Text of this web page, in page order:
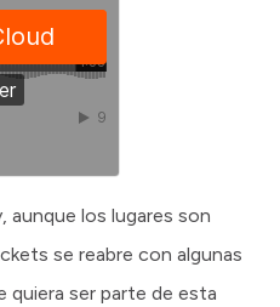
aunque los lugares son
se reabre con algunas
quiera ser parte de esta